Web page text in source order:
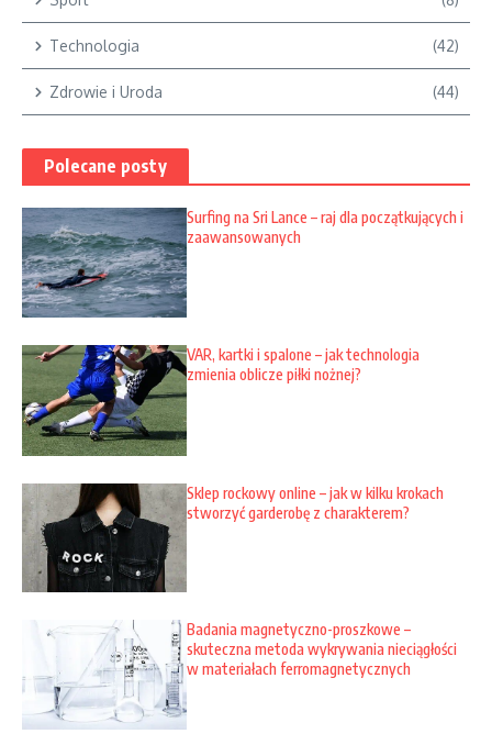
Technologia (42)
Zdrowie i Uroda (44)
Polecane posty
Surfing na Sri Lance – raj dla początkujących i
zaawansowanych
VAR, kartki i spalone – jak technologia
zmienia oblicze piłki nożnej?
Sklep rockowy online – jak w kilku krokach
stworzyć garderobę z charakterem?
Badania magnetyczno-proszkowe –
skuteczna metoda wykrywania nieciągłości
w materiałach ferromagnetycznych